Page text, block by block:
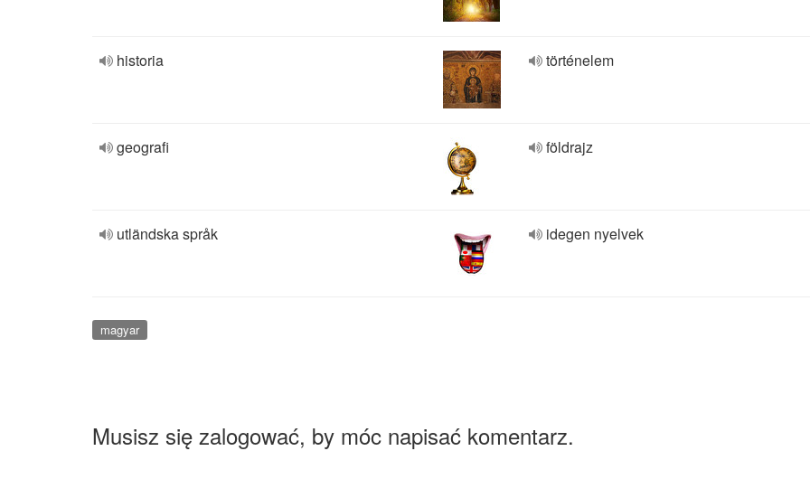
historia történelem
geografi földrajz
utländska språk idegen nyelvek
magyar
Musisz się zalogować, by móc napisać komentarz.